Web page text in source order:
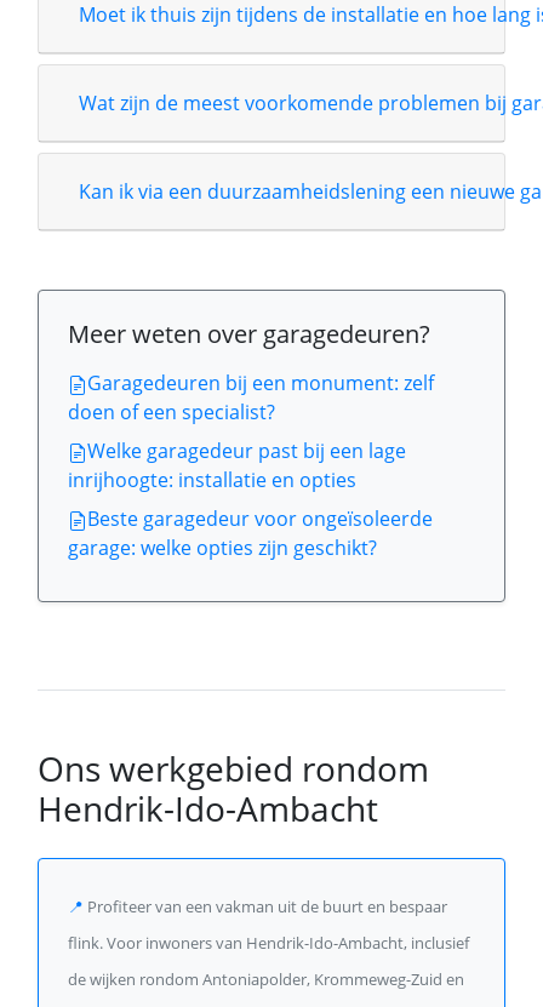
Moet ik thuis zijn tijdens de installatie en hoe lang
Wat zijn de meest voorkomende problemen bij
Kan ik via een duurzaamheidslening een nieuwe
Meer weten over garagedeuren?
Garagedeuren bij een monument: zelf
doen of een specialist?
Welke garagedeur past bij een lage
inrijhoogte: installatie en opties
Beste garagedeur voor ongeïsoleerde
garage: welke opties zijn geschikt?
Ons werkgebied rondom
Hendrik-Ido-Ambacht
📍 Profiteer van een vakman uit de buurt en bespaar
flink. Voor inwoners van Hendrik-Ido-Ambacht, inclusief
de wijken rondom Antoniapolder, Krommeweg-Zuid en